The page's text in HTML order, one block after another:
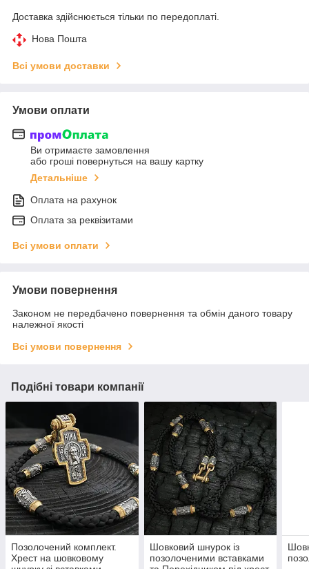
Доставка здійснюється тільки по передоплаті.
Нова Пошта
Всі умови доставки
Умови оплати
Ви отримаєте замовлення
або гроші повернуться на вашу картку
Детальніше
Оплата на рахунок
Оплата за реквізитами
Всі умови оплати
Умови повернення
Законом не передбачено повернення та обмін даного товару
належної якості
Всі умови повернення
Подібні товари компанії
Позолочений комплект.
Хрест на шовковому
Шовковий шнурок із
позолоченими вставками